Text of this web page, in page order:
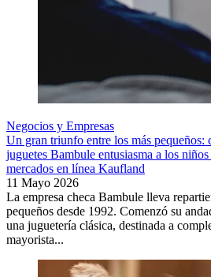
Negocios y Empresas
Un gran triunfo entre los más pequeños:
juguetes Bambule entusiasma a los
mercados en línea Kaufland
11 Mayo 2026
La empresa checa Bambule lleva
pequeños desde 1992. Comenzó su
una juguetería clásica, destinada a
mayorista...